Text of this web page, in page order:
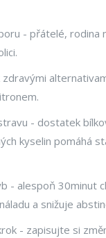
- přátelé, rodina
- dostatek
kyselin pomáhá
- alespoň 30minut
a snižuje
- zapisujte si